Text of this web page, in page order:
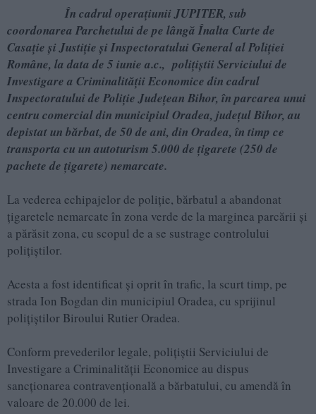
În cadrul operațiunii JUPITER, sub
coordonarea Parchetului de pe lângă Înalta Curte de
Casație și Justiție și Inspectoratului General al Poliției
Române, la data de 5 iunie a.c., polițiștii Serviciului de
Investigare a Criminalității Economice din cadrul
Inspectoratului de Poliție Județean Bihor, în parcarea unui
centru comercial din municipiul Oradea, județul Bihor, au
depistat un bărbat, de 50 de ani, din Oradea, în timp ce
transporta cu un autoturism 5.000 de țigarete (250 de
pachete de țigarete) nemarcate.
La vederea echipajelor de poliție, bărbatul a abandonat
țigaretele nemarcate în zona verde de la marginea parcării și
a părăsit zona, cu scopul de a se sustrage controlului
polițiștilor.
Acesta a fost identificat și oprit în trafic, la scurt timp, pe
strada Ion Bogdan din municipiul Oradea, cu sprijinul
polițiștilor Biroului Rutier Oradea.
Conform prevederilor legale, polițiștii Serviciului de
Investigare a Criminalității Economice au dispus
sancționarea contravențională a bărbatului, cu amendă în
valoare de 20.000 de lei.